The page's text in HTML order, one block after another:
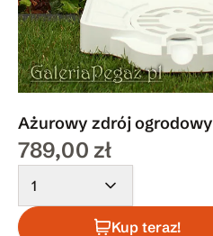
Ażurowy zdrój ogrodowy
789,00 zł
1
Kup teraz!